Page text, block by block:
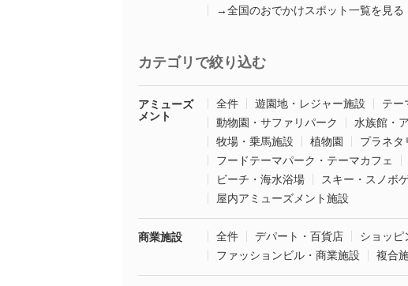
→全国のおでかけスポット一覧を見る
カテゴリで絞り込む
アミューズ
メント
全件 遊園地・レジャー施設
テー
動物園・サファリパーク
水族館・
牧場・乗馬施設
植物園 プラネタ
フードテーマパーク・テーマカフェ
ビーチ・海水浴場
スキー・スノボ
屋内アミューズメント施設
商業施設 全件 デパート・百貨店 ショッピ
ファッションビル・商業施設
複合